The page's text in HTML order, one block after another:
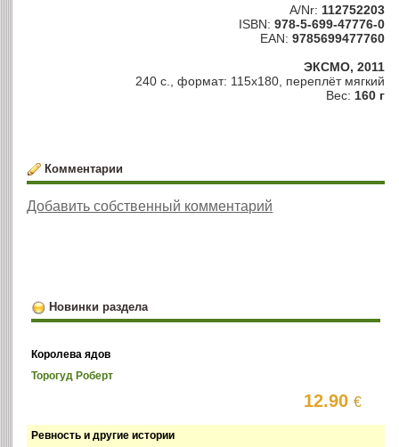
A/Nr: 112752203
ISBN: 978-5-699-47776-0
EAN: 9785699477760
ЭКСМО, 2011
240 с., формат: 115х180, переплёт мягкий
Вес: 160 г
Комментарии
Добавить собственный комментарий
Новинки раздела
Королева ядов
Торогуд Роберт
12.90€
Ревность и другие истории